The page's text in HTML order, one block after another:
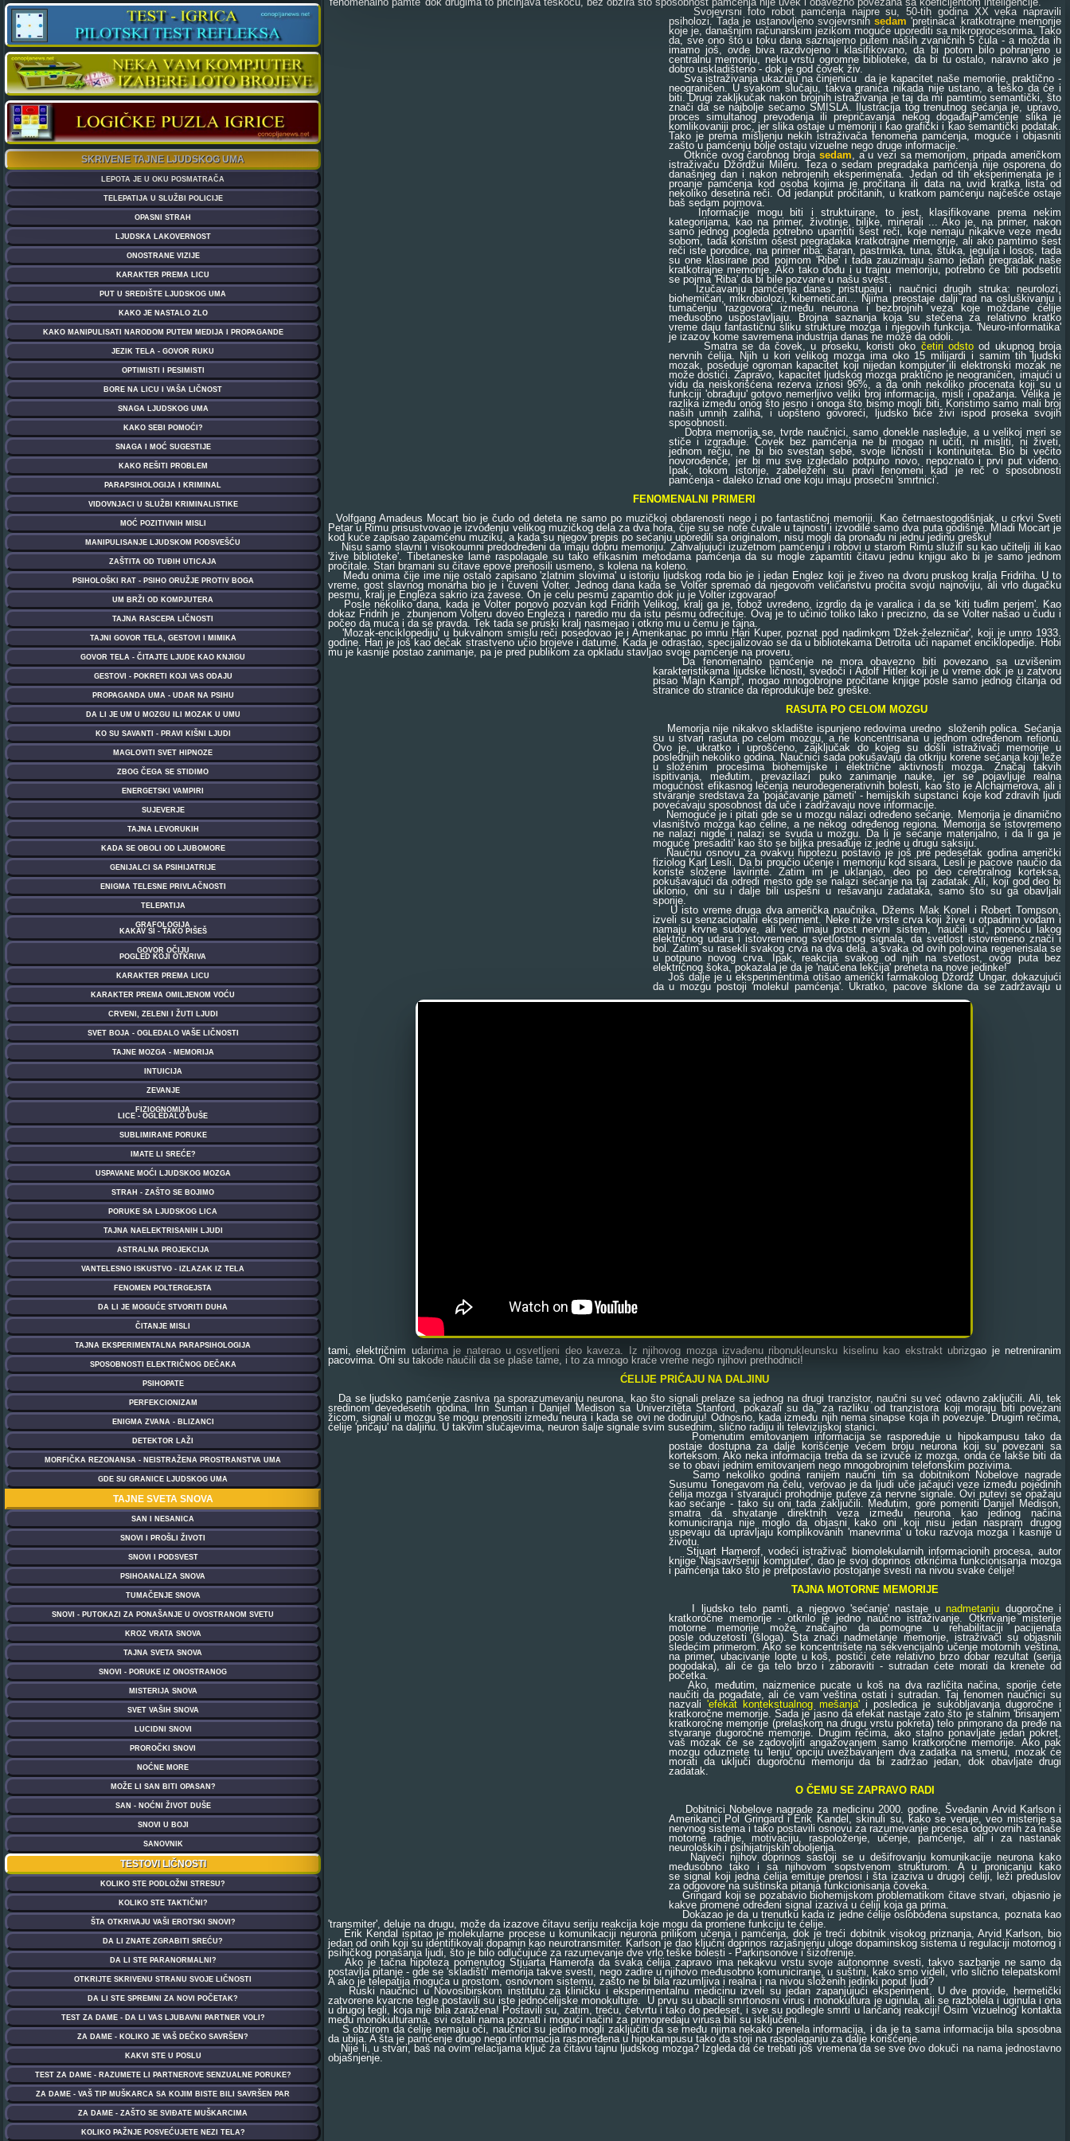
Svojevrsni foto robot pamćenja najpre su, 50-tih godina XX veka napravili
psiholozi. Tada je ustanovljeno svojevrsnihsedam 'pretinaca' kratkotrajne memorije
koje je, današnjim računarskim jezikom moguće uporediti sa mikroprocesorima. Tako
da, sve ono što u toku dana saznajemo putem naših zvaničnih 5 čula - a možda ih
imamo još, ovde biva razdvojeno i klasifikovano, da bi potom bilo pohranjeno u
centralnu memoriju, neku vrstu ogromne biblioteke, da bi tu ostalo, naravno ako je
dobro uskladišteno - dok je god čovek živ.
Sva istraživanja ukazuju na činjenicu da je kapacitet naše memorije, praktično -
neograničen. U svakom slučaju, takva granica nikada nije ustano, a teško da će i
biti. Drugi zakljkučak nakon brojnih istraživanja je taj da mi pamtimo semantički, što
znači da se najbolje sećamo SMISLA. Ilustracija tog trenutnog sećanja je, upravo,
proces simultanog prevođenja ili prepričavanja nekog događajPamćenje slika je
komlikovaniji proc, jer slika ostaje u memoriji i kao grafički i kao semantički podatak.
Tako je prema mišljenju nekih istraživača fenomena pamćenja, moguće i objasniti
zašto u pamćenju bolje ostaju vizuelne nego druge informacije.
Otkriće ovog čarobnog broja sedam, a u vezi sa memorijom, pripada američkom
istraživaču Džordžui Mileru. Teza o sedam pregradaka pamćenja nije osporena do
današnjeg dan i nakon nebrojenih eksperimenata. Jedan od tih eksperimenata je i
proanje pamćenja kod osoba kojima je pročitana ili data na uvid kratka lista od
nekoliko desetina reči. Od jedanput pročitanih, u kratkom pamćenju najčešće ostaje
baš sedam pojmova.
Informacije mogu biti i struktuirane, to jest, klasifikovane prema nekim
kategorijama, kao na primer, životinje, biljke, minerali ... Ako je, na primer, nakon
samo jednog pogleda potrebno upamtiti šest reči, koje nemaju nikakve veze među
sobom, tada koristim ošest pregradaka kratkotrajne memorije, ali ako pamtimo šest
reči iste porodice, na primer riba: šaran, pastrmka, tuna, štuka, jegulja i losos, tada
su one klasirane pod pojmom 'Ribe' i tada zauzimaju samo jedan pregradak naše
kratkotrajne memorije. Ako tako dođu i u trajnu memoriju, potrebno će biti podsetiti
se pojma 'Riba' da bi bile pozvane u našu svest.
Izučavanju pamćenja danas pristupaju i naučnici drugih struka: neurolozi,
biohemičari, mikrobiolozi, kibernetičari... Njima preostaje dalji rad na osluškivanju i
tumačenju 'razgovora' između neurona i bezbrojnih veza koje moždane ćelije
međusobno uspostavljaju. Brojna saznanja koja su stečena za relativno kratko
vreme daju fantastičnu sliku strukture mozga i njegovih funkcija. 'Neuro-informatika'
je izazov kome savremena industrija danas ne može da odoli.
Smatra se da čovek, u proseku, koristi oko četiri odsto od ukupnog broja
nervnih ćelija. Njih u kori velikog mozga ima oko 15 milijardi i samim tih ljudski
mozak, poseduje ogroman kapacitet koji nijedan kompjuter ili elektronski mozak ne
može dostići. Zapravo, kapacitet ljudskog mozga praktično je neograničen, imajući u
vidu da neiskorišćena rezerva iznosi 96%, a da onih nekoliko procenata koji su u
funkciji 'obrađuju' gotovo nemerljivo veliki broj informacija, misli i opažanja. Velika je
razlika između onog što jesno i onoga što bismo mogli biti. Koristimo samo mali broj
naših umnih zaliha, i uopšteno govoreći, ljudsko biće živi ispod proseka svojih
sposobnosti.
Dobra memorija se, tvrde naučnici, samo donekle nasleđuje, a u velikoj meri se
stiče i izgrađuje. Čovek bez pamćenja ne bi mogao ni učiti, ni misliti, ni živeti,
jednom rečju, ne bi bio svestan sebe, svoje ličnosti i kontinuiteta. Bio bi večito
novorođenče, jer bi mu sve izgledalo potpuno novo, nepoznato i prvi put viđeno.
Ipak, tokom istorije, zabeleženi su pravi fenomeni kad je reč o sposobnosti
pamćenja - daleko iznad one koju imaju prosečni 'smrtnici'.
FENOMENALNI PRIMERI
Volfgang Amadeus Mocart bio je čudo od deteta ne samo po muzičkoj obdarenosti nego i po fantastičnoj memoriji. Kao četrnaestogodišnjak, u crkvi Sveti
Petar u Rimu prisustvovao je izvođenju velikog muzičkog dela za dva hora, čije su se note čuvale u tajnosti i izvodile samo dva puta godišnje. Mladi Mocart je
kod kuće zapisao zapamćenu muziku, a kada su njegov prepis po sećanju uporedili sa originalom, nisu mogli da pronađu ni jednu jedinu grešku!
Nisu samo slavni i visokoumni predodređeni da imaju dobru memoriju. Zahvaljujući izuzetnom pamćenju i robovi u starom Rimu služili su kao učitelji ili kao
'žive biblioteke'. Tibetaneske lame raspolagale su tako efikasnim metodama pamćenja da su mogle zapamtiti čitavu jednu knjigu ako bi je samo jednom
pročitale. Stari bramani su čitave epove prenosili usmeno, s kolena na koleno.
Među onima čije ime nije ostalo zapisano 'zlatnim slovima' u istoriju ljudskog roda bio je i jedan Englez koji je živeo na dvoru pruskog kralja Fridriha. U to
vreme, gost slavnog monarha bio je i čuveni Volter. Jednog dana kada se Volter spremao da njegovom veličanstvu pročita svoju najnoviju, ali vrlo dugačku
pesmu, kralj je Engleza sakrio iza zavese. On je celu pesmu zapamtio dok ju je Volter izgovarao!
Posle nekoliko dana, kada je Volter ponovo pozvan kod Fridrih Velikog, kralj ga je, tobož uvređeno, izgrdio da je varalica i da se 'kiti tuđim perjem'. Kao
dokaz Fridrih je zbunjenom Volteru doveo Engleza i naredio mu da istu pesmu odrecituje. Ovaj je to učinio toliko lako i precizno, da se Volter našao u čudu i
počeo da muca i da se pravda. Tek tada se pruski kralj nasmejao i otkrio mu u čemu je tajna.
'Mozak-enciklopediju' u bukvalnom smislu reči posedovao je i Amerikanac po imnu Hari Kuper, poznat pod nadimkom 'Džek-železničar', koji je umro 1933.
godine. Hari je još kao dečak strastveno učio brojeve i datume. Kada je odrastao, specijalizovao se da u bibliotekama Detroita uči napamet enciklopedije. Hobi
mu je kasnije postao zanimanje, pa je pred publikom za opkladu stavljao svoje pamćenje na proveru.
Da fenomenalno pamćenje ne mora obavezno biti povezano sa uzvišenim
karakteristikama ljudske ličnosti, svedoči i Adolf Hitler koji je u vreme dok je u zatvoru
pisao 'Majn Kampf', mogao mnogobrojne pročitane knjige posle samo jednog čitanja od
stranice do stranice da reprodukuje bez greške.
RASUTA PO CELOM MOZGU
Memorija nije nikakvo skladište ispunjeno redovima uredno složenih polica. Sećanja
su u stvari rasuta po celom mozgu, a ne koncentrisana u jednom određenom refionu.
Ovo je, ukratko i uprošćeno, zajključak do kojeg su došli istraživači memorije u
poslednjih nekoliko godina. Naučnici sada pokušavaju da otkriju korene sećanja koji leže
u složenim procesima biohemijske i električne aktivnosti mozga. Značaj takvih
ispitivanja, međutim, prevazilazi puko zanimanje nauke, jer se pojavljuje realna
mogućnost efikasnog lečenja neurodegenerativnih bolesti, kao što je Alchajmerova, ali i
stvaranje sredstava za 'pojačavanje pameti' - hemijskih supstanci koje kod zdravih ljudi
povećavaju sposobnost da uče i zadržavaju nove informacije.
Nemoguće je i pitati gde se u mozgu nalazi određeno sećanje. Memorija je dinamično
vlasništvo mozga kao celine, a ne nekog određenog regiona. Memorija se istovremeno
ne nalazi nigde i nalazi se svuda u mozgu. Da li je sećanje materijalno, i da li ga je
moguće 'presaditi' kao što se biljka presađuje iz jedne u drugu saksiju.
Naučnu osnovu za ovakvu hipotezu postavio je još pre pedesetak godina američki
fiziolog Karl Lesli. Da bi proučio učenje i memoriju kod sisara, Lesli je pacove naučio da
koriste složene lavirinte. Zatim im je uklanjao, deo po deo cerebralnog korteksa,
pokušavajući da odredi mesto gde se nalazi sećanje na taj zadatak. Ali, koji god deo bi
uklonio, oni su i dalje bili uspešni u rešavanju zadataka, samo što su ga obavljali
sporije.
U isto vreme druga dva američka naučnika, Džems Mak Konel i Robert Tompson,
izveli su senzacionalni eksperiment. Neke niže vrste crva koji žive u otpadnim vodam i
namaju krvne sudove, ali već imaju prost nervni sistem, 'naučili su', pomoću lakog
električnog udara i istovremenog svetlostnog signala, da svetlost istovremeno znači i
bol. Zatim su rasekli svakog crva na dva dela, a svaka od ovih polovina regenerisala se
u potpuno novog crva. Ipak, reakcija svakog od njih na svetlost, ovog puta bez
električnog šoka, pokazala je da je 'naučena lekcija' preneta na nove jedinke!
Još dalje je u eksperimentima otišao američki farmakolog Džordž Ungar, dokazujući
da u mozgu postoji 'molekul pamćenja'. Ukratko, pacove sklone da se zadržavaju u
tami, električnim udarima je naterao u osvetljeni deo kaveza. Iz njihovog mozga izvađenu ribonukleunsku kiselinu kao ekstrakt ubrizgao je netreniranim
pacovima. Oni su takođe naučili da se plaše tame, i to za mnogo kraće vreme nego njihovi prethodnici!
ĆELIJE PRIČAJU NA DALJINU
Da se ljudsko pamćenje zasniva na sporazumevanju neurona, kao što signali prelaze sa jednog na drugi tranzistor, naučni su već odavno zaključili. Ali, tek
sredinom devedesetih godina, Irin Šuman i Danijel Medison sa Univerziteta Stanford, pokazali su da, za razliku od tranzistora koji moraju biti povezani
žicom, signali u mozgu se mogu prenositi između neura i kada se ovi ne dodiruju! Odnosno, kada između njih nema sinapse koja ih povezuje. Drugim rečima,
ćelije 'pričaju' na daljinu. U takvim slučajevima, neuron šalje signale svim susednim, slično radiju ili televizijskoj stanici.
Pomenutim emitovanjem informacija se raspoređuje u hipokampusu tako da
postaje dostupna za dalje korišćenje većem broju neurona koji su povezani sa
korteksom. Ako neka informacija treba da se izvuče iz mozga, onda će lakše biti da
se to obavi jednim emitovanjem nego mnogobrojnim telefonskim pozivima.
Samo nekoliko godina ranijem naučni tim sa dobitnikom Nobelove nagrade
Susumu Tonegavom na čelu, verovao je da ljudi uče jačajući veze između pojedinih
ćelija mozga i stvarajući prohodnije puteve za nervne signale. Ovi putevi se opažaju
kao sećanje - tako su oni tada zaključili. Međutim, gore pomeniti Danijel Medison,
smatra da shvatanje direktnih veza između neurona kao jedinog načina
komuniciranja nije moglo da objasni kako oni koji nisu jedan naspram drugog
uspevaju da upravljaju komplikovanih 'manevrima' u toku razvoja mozga i kasnije u
životu.
Stjuart Hamerof, vodeći istraživač biomolekularnih informacionih procesa, autor
knjige 'Najsavršeniji kompjuter', dao je svoj doprinos otkrićima funkcionisanja mozga
i pamćenja tako što je pretpostavio postojanje svesti na nivou svake ćelije!
TAJNA MOTORNE MEMORIJE
I ljudsko telo pamti, a njegovo 'sećanje' nastaje u nadmetanju dugoročne i
kratkoročne memorije - otkrilo je jedno naučno istraživanje. Otkrivanje misterije
motorne memorije može značajno da pomogne u rehabilitaciji pacijenata
posle oduzetosti (šloga). Šta znači nadmetanje memorije, istraživači su objasnili
sledećim primerom. Ako se koncentrišete na sekvencijalno učenje motornih veština,
na primer, ubacivanje lopte u koš, postići ćete relativno brzo dobar rezultat (serija
pogodaka), ali će ga telo brzo i zaboraviti - sutradan ćete morati da krenete od
početka.
Ako, međutim, naizmenice pucate u koš na dva različita načina, sporije ćete
naučiti da pogađate, ali će vam veština ostati i sutradan. Taj fenomen naučnici su
nazvali'efekat kontekstualnog mešanja'i posledica je sukobljavanja dugoročne i
kratkoročne memorije. Sada je jasno da efekat nastaje zato što je stalnim 'brisanjem'
kratkoročne memorije (prelaskom na drugu vrstu pokreta) telo primorano da pređe na
stvaranje dugoročne memorije. Drugim rečima, ako stalno ponavljate jedan pokret,
vaš mozak će se zadovoljiti angažovanjem samo kratkoročne memorije. Ako pak
mozgu oduzmete tu 'lenju' opciju uvežbavanjem dva zadatka na smenu, mozak će
morati da uključi dugoročnu memoriju da bi zadržao jedan, dok obavljate drugi
zadatak.
O ČEMU SE ZAPRAVO RADI
Dobitnici Nobelove nagrade za medicinu 2000. godine, Šveđanin Arvid Karlson i
Amerikanci Pol Gringard i Erik Kandel, skinuli su, kako se veruje, veo misterije sa
nervnog sistema i tako postavili osnovu za razumevanje procesa odgovornih za naše
motorne radnje, motivaciju, raspoloženje, učenje, pamćenje, ali i za nastanak
neuroloških i psihijatrijskih oboljenja.
Najveći njihov doprinos sastoji se u dešifrovanju komunikacije neurona kako
međusobno tako i sa njihovom sopstvenom strukturom. A u pronicanju kako
se signal koji jedna ćelija emituje prenosi i šta izaziva u drugoj ćeliji, leži preduslov
za odgovore na suštinska pitanja funkcionisanja čoveka.
Gringard koji se pozabavio biohemijskom problematikom čitave stvari, objasnio je
kakve promene određeni signal izaziva u ćeliji koja ga prima.
Dokazao je da u trenutku kada iz jedne ćelije oslobođena supstanca, poznata kao
'transmiter', deluje na drugu, može da izazove čitavu seriju reakcija koje mogu da promene funkciju te ćelije.
Erik Kendal ispitao je molekularne procese u komunikaciji neurona prilikom učenja i pamćenja, dok je treći dobitnik visokog priznanja, Arvid Karlson, bio
jedan od onih koji su identifikovali dopamin kao neurotransmiter. Karlson je dao ključni doprinos razjašnjenju uloge dopaminskog sistema u regulaciji motornog i
psihičkog ponašanja ljudi, što je bilo odlučujuće za razumevanje dve vrlo teške bolesti - Parkinsonove i šizofrenije.
Ako je tačna hipoteza pomenutog Stjuarta Hamerofa da svaka ćelija zapravo ima nekakvu vrstu svoje autonomne svesti, takvo sazbanje ne samo da
postavlja pitanje - gde se 'skladišti' memorija takve svesti, nego zadire u njihovo međusobno komuniciranje, u suštini, kako smo videli, vrlo slično telepatskom!
A ako je telepatija moguća u prostom, osnovnom sistemu, zašto ne bi bila razumljiva i realna i na nivou složenih jedinki poput ljudi?
Ruski naučnici u Novosibirskom institutu za kliničku i eksperimentalnu medicinu izveli su jedan zapanjujući eksperiment. U dve provide, hermetički
zatvorene kvarcne tegle postavili su iste jednoćelijske monokulture. U prvu su ubacili smrtonosni virus i monokultura je uginula, ali se razbolela i uginula i ona
u drugoj tegli, koja nije bila zaražena! Postavili su, zatim, treću, četvrtu i tako do pedeset, i sve su podlegle smrti u lančanoj reakciji! Osim 'vizuelnog' kontakta
među monokulturama, svi ostali nama poznati i mogući načini za primopredaju virusa bili su isključeni.
S obzirom da ćelije nemaju oči, naučnici su jedino mogli zaključiti da se među njima nekako prenela informacija, i da je ta sama informacija bila sposobna
da ubija. A šta je pamćenje drugo nego informacija raspoređena u hipokampusu tako da stoji na raspolaganju za dalje korišćenje.
Nije li, u stvari, baš na ovim relacijama ključ za čitavu tajnu ljudskog mozga? Izgleda da će trebati još vremena da se sve ovo dokuči na nama jednostavno
objašnjenje.